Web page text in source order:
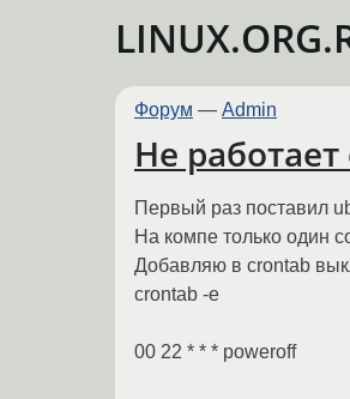
Форум — Admin
Не
Первый раз поставил
На компе только один
Добавляю в crontab
crontab -e
00 22 * * * poweroff